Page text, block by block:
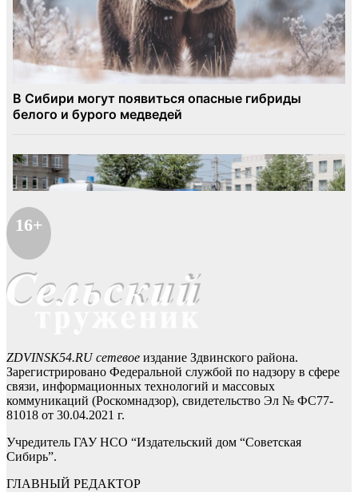
16+
ZDVINSK54.RU сетевое издание Здвинского района.
Зарегистрировано Федеральной службой по надзору в сфере
связи, информационных технологий и массовых
коммуникаций (Роскомнадзор), свидетельство Эл № ФС77-
81018 от 30.04.2021 г.
Учредитель ГАУ НСО “Издательский дом “Советская
Сибирь”.
ГЛАВНЫЙ РЕДАКТОР